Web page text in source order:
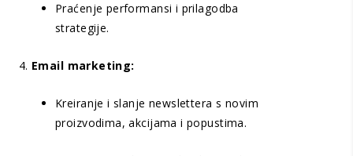
Praćenje performansi i prilagodba
strategije.
Email marketing:
Kreiranje i slanje newslettera s novim
proizvodima, akcijama i popustima.